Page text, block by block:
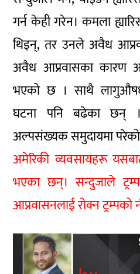
गर्न केही गरेन। कमला
थिइन्, तर उनले अवैध
अवैध आप्रवासका कारण
भएको छ । साथै
घटना पनि बढेका छन्
अल्पसंख्यक समुदायमा
अमेरिकी व्यवसायहरू
भएका छन्। सन्दुजाले
आप्रवासनलाई रोक्न ट्रम्पको